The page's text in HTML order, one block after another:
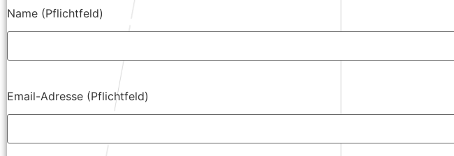
Name (Pflichtfeld)
Email-Adresse (Pflichtfeld)